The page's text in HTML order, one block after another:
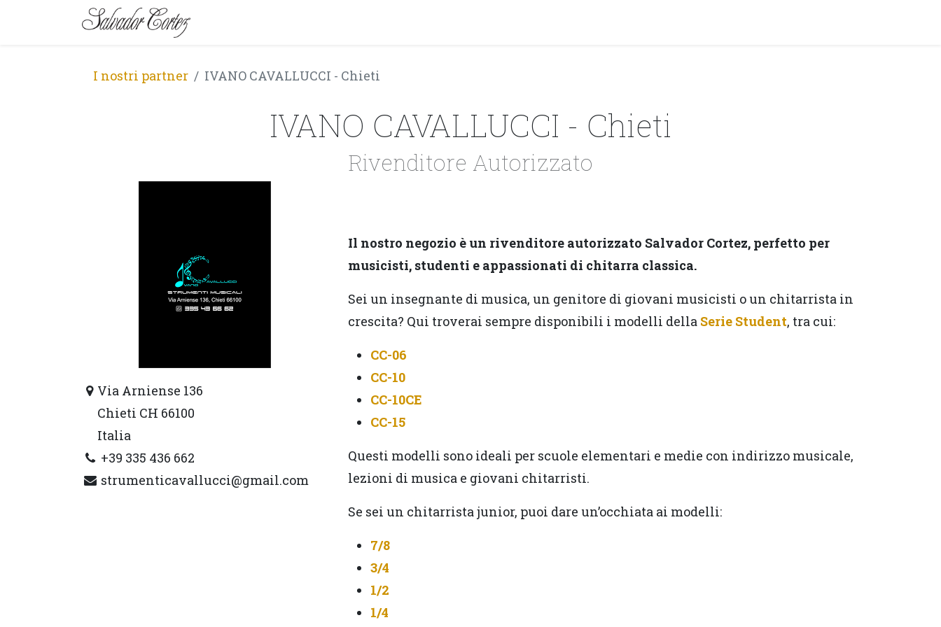
I nostri partner IVANO CAVALLUCCI - Chieti
IVANO CAVALLUCCI - Chieti
Rivenditore Autorizzato
Via Arniense 136
Chieti CH 66100
Italia
+39 335 436 662
strumenticavallucci@gmail.com
Il nostro negozio è un rivenditore autorizzato Salvador Cortez, perfetto per
musicisti, studenti e appassionati di chitarra classica.
Sei un insegnante di musica, un genitore di giovani musicisti o un chitarrista in
crescita? Qui troverai sempre disponibili i modelli della Serie Student, tra cui:
CC-06
CC-10
CC-10CE
CC-15
Questi modelli sono ideali per scuole elementari e medie con indirizzo musicale,
lezioni di musica e giovani chitarristi.
Se sei un chitarrista junior, puoi dare un’occhiata ai modelli:
7/8
3/4
1/2
1/4